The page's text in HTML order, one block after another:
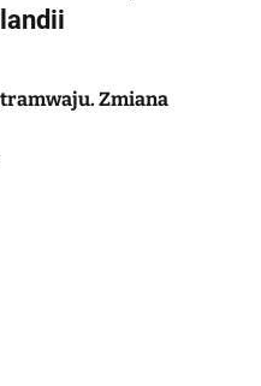
Zmiana